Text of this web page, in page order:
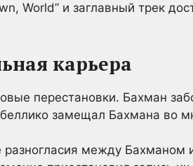
World” и заглавный трек
карьера
перестановки. Бахман
замещал Бахмана во
между Бахманом